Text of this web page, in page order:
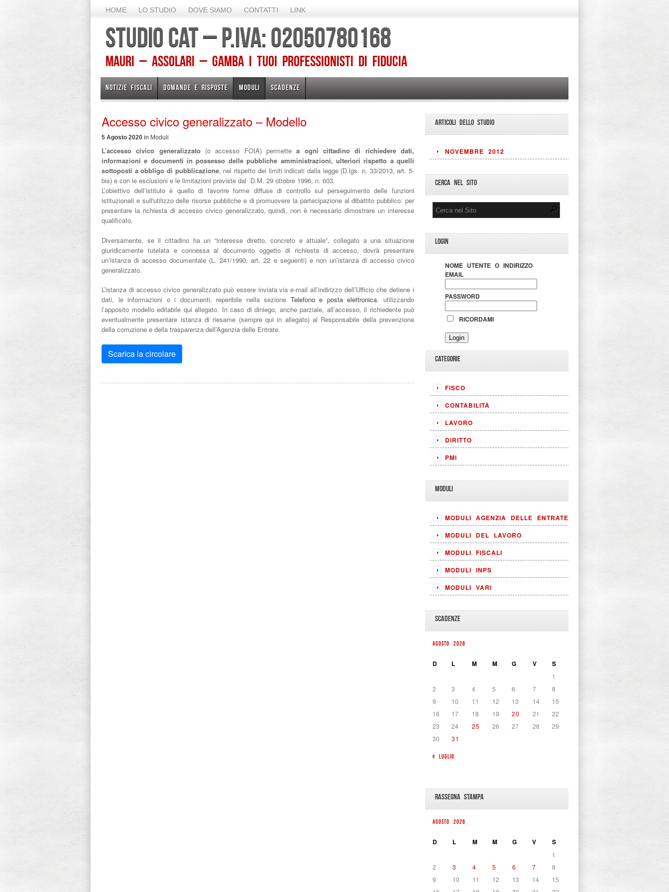
HOME LO STUDIO DOVE SIAMO CONTATTI LINK
STUDIO CAT – P.IVA: 02050780168
Mauri – Assolari – Gamba I TUOI PROFESSIONISTI DI FIDUCIA
NOTIZIE FISCALI DOMANDE E RISPOSTE MODULI SCADENZE
Accesso civico generalizzato – Modello
5 Agosto 2020 in Moduli
L’accesso civico generalizzato(o accesso FOIA) permettea ogni cittadino di richiedere dati,
informazioni e documenti in possesso delle pubbliche amministrazioni, ulteriori rispetto a quelli
sottoposti a obbligo di pubblicazione, nel rispetto dei limiti indicati dalla legge (D.lgs. n. 33/2013, art. 5-
bis) e con le esclusioni e le limitazioni previste dal D.M. 29 ottobre 1996, n. 603.
L’obiettivo dell’istituto è quello di favorire forme diffuse di controllo sul perseguimento delle funzioni
istituzionali e sull'utilizzo delle risorse pubbliche e di promuovere la partecipazione al dibattito pubblico: per
presentare la richiesta di accesso civico generalizzato, quindi, non è necessario dimostrare un interesse
qualificato.
Diversamente, se il cittadino ha un “interesse diretto, concreto e attuale”, collegato a una situazione
giuridicamente tutelata e connessa al documento oggetto di richiesta di accesso, dovrà presentare
un’istanza di accesso documentale (L. 241/1990, art. 22 e seguenti) e non un’istanza di accesso civico
generalizzato.
L’istanza di accesso civico generalizzato può essere inviata via e-mail all’indirizzo dell’Ufficio che detiene i
dati, le informazioni o i documenti, reperibile nella sezione Telefono e posta elettronica. utilizzando
l’apposito modello editabile qui allegato. In caso di diniego, anche parziale, all’accesso, il richiedente può
eventualmente presentare istanza di riesame (sempre qui in allegato) al Responsabile della prevenzione
della corruzione e della trasparenza dell’Agenzia delle Entrate.
Scarica la circolare
ARTICOLI DELLO STUDIO
NOVEMBRE 2012
CERCA NEL SITO
LOGIN
NOME UTENTE O INDIRIZZO
EMAIL
PASSWORD
RICORDAMI
CATEGORIE
FISCO
CONTABILITÀ
LAVORO
DIRITTO
PMI
MODULI
MODULI AGENZIA DELLE ENTRATE
MODULI DEL LAVORO
MODULI FISCALI
MODULI INPS
MODULI VARI
SCADENZE
AGOSTO 2026
D L M M G V S
« LUGLIO
1
2
3 4 5 6 7
8
9
10 11 12 13 14
15
16
17 18 19 20 21
22
23
24 25 26 27 28
29
30
31
RASSEGNA STAMPA
AGOSTO 2026
D L M M G V S
1
2
3 4 5 6 7
8
9
10 11 12 13 14
15